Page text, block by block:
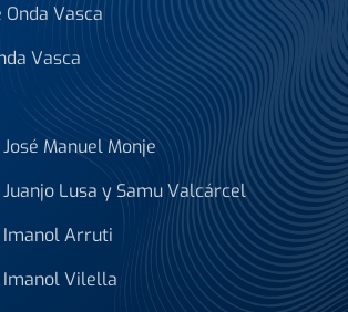
Vasca
Vasca
Manuel Monje
Lusa y Samu Valcárcel
Imanol Arruti
Imanol Vilella